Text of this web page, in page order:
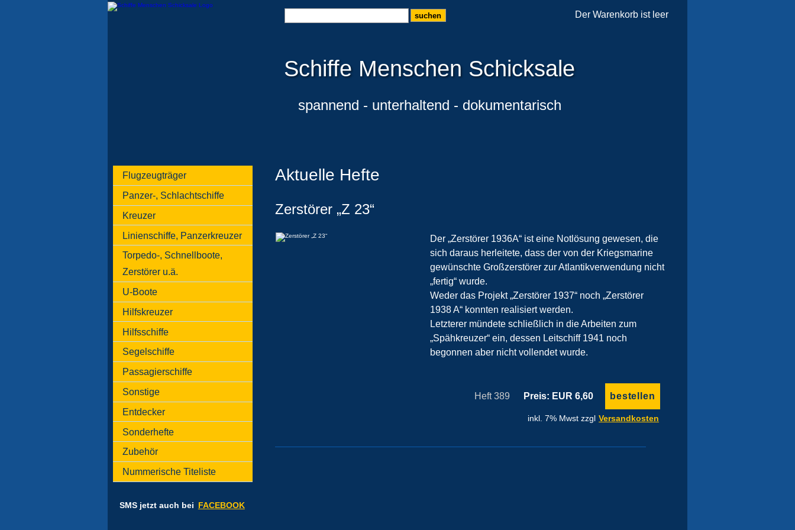
Der Warenkorb ist leer
Schiffe Menschen Schicksale
spannend - unterhaltend - dokumentarisch
Flugzeugträger
Panzer-, Schlachtschiffe
Kreuzer
Linienschiffe, Panzerkreuzer
Torpedo-, Schnellboote,
Zerstörer u.ä.
U-Boote
Hilfskreuzer
Hilfsschiffe
Segelschiffe
Passagierschiffe
Sonstige
Entdecker
Sonderhefte
Zubehör
Nummerische Titeliste
SMS jetzt auch bei FACEBOOK
Aktuelle Hefte
Zerstörer „Z 23“
Der „Zerstörer 1936A“ ist eine Notlösung gewesen, die
sich daraus herleitete, dass der von der Kriegsmarine
gewünschte Großzerstörer zur Atlantikverwendung nicht
„fertig“ wurde.
Weder das Projekt „Zerstörer 1937“ noch „Zerstörer
1938 A“ konnten realisiert werden.
Letzterer mündete schließlich in die Arbeiten zum
„Spähkreuzer“ ein, dessen Leitschiff 1941 noch
begonnen aber nicht vollendet wurde.
Heft 389 Preis: EUR 6,60
inkl. 7% Mwst zzgl Versandkosten